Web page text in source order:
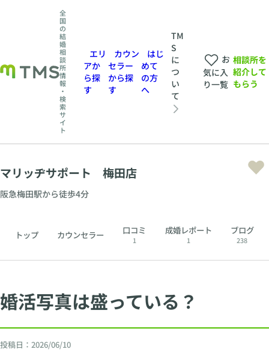
全
国
の
結
婚
相
談
所
情
報
・
検
索
サ
イ
ト
エリ
アか
ら探
す
カウン
セラー
から探
す
はじ
めて
の方
へ
TM
S
に
つ
い
て
お
気に入
り一覧
相談所を
紹介して
もらう
マリッヂサポート 梅田店
阪急梅田駅から徒歩4分
トップ カウンセラー 口コミ
1
成婚レポート
1
ブログ
238
婚活写真は盛っている？
投稿日： 2026/06/10